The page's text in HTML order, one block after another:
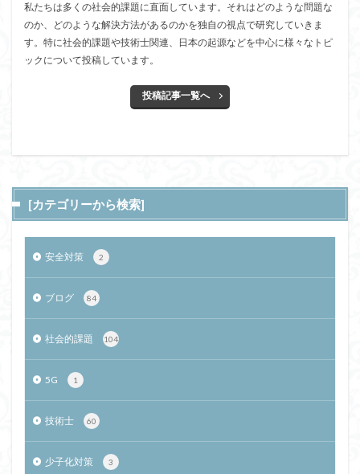
私たちは多くの社会的課題に直面しています。それはどのような問題な
のか、どのような解決方法があるのかを独自の視点で研究していきま
す。特に社会的課題や技術士関連、日本の起源などを中心に様々なトピ
ックについて投稿しています。
投稿記事一覧へ
[カテゴリーから検索]
安全対策 2
ブログ 84
社会的課題 104
5G 1
技術士 60
少子化対策 3